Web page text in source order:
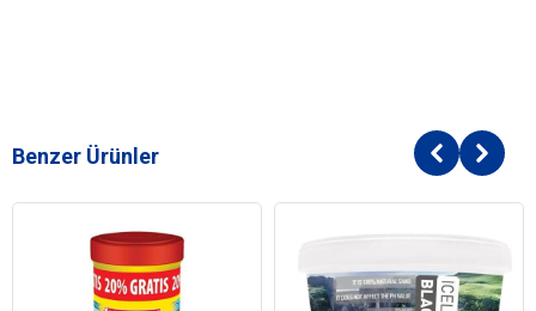
Spriluna
Chlorella
Seaweed
Kelp Algae
Insect Meal
Marigold
Benzer Ürünler